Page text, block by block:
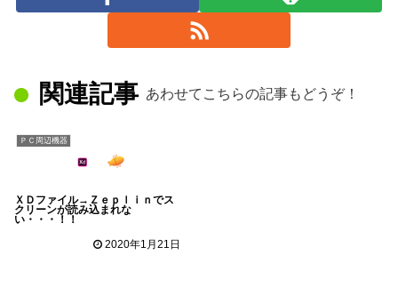
関連記事 あわせてこちらの記事もどうぞ！
ＰＣ周辺機器
ＸＤファイル→Ｚｅｐｌｉｎでス
クリーンが読み込まれな
い・・・！！
2020年1月21日